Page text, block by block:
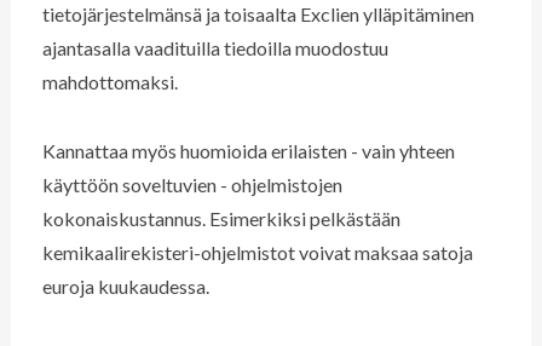
tietojärjestelmänsä ja toisaalta Exclien ylläpitäminen
ajantasalla vaadituilla tiedoilla muodostuu
mahdottomaksi.
Kannattaa myös huomioida erilaisten - vain yhteen
käyttöön soveltuvien - ohjelmistojen
kokonaiskustannus. Esimerkiksi pelkästään
kemikaalirekisteri-ohjelmistot voivat maksaa satoja
euroja kuukaudessa.